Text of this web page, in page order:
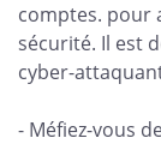
comptes. pour
sécurité. Il est
cyber-
- Méfiez-vous